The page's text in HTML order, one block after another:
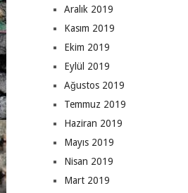
Aralık 2019
Kasım 2019
Ekim 2019
Eylül 2019
Ağustos 2019
Temmuz 2019
Haziran 2019
Mayıs 2019
Nisan 2019
Mart 2019